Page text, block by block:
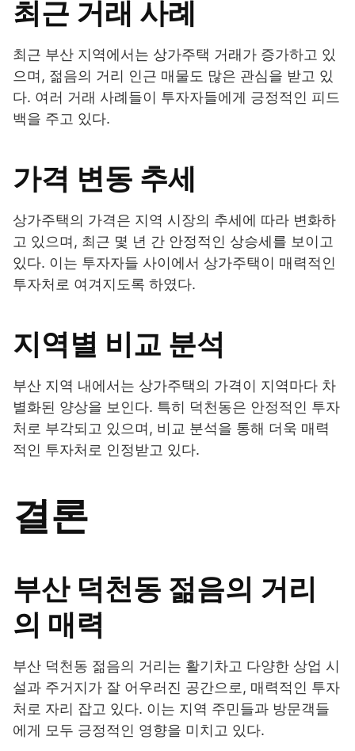
최근 거래 사례
최근 부산 지역에서는 상가주택 거래가 증가하고 있
으며, 젊음의 거리 인근 매물도 많은 관심을 받고 있
다. 여러 거래 사례들이 투자자들에게 긍정적인 피드
백을 주고 있다.
가격 변동 추세
상가주택의 가격은 지역 시장의 추세에 따라 변화하
고 있으며, 최근 몇 년 간 안정적인 상승세를 보이고
있다. 이는 투자자들 사이에서 상가주택이 매력적인
투자처로 여겨지도록 하였다.
지역별 비교 분석
부산 지역 내에서는 상가주택의 가격이 지역마다 차
별화된 양상을 보인다. 특히 덕천동은 안정적인 투자
처로 부각되고 있으며, 비교 분석을 통해 더욱 매력
적인 투자처로 인정받고 있다.
결론
부산 덕천동 젊음의 거리
의 매력
부산 덕천동 젊음의 거리는 활기차고 다양한 상업 시
설과 주거지가 잘 어우러진 공간으로, 매력적인 투자
처로 자리 잡고 있다. 이는 지역 주민들과 방문객들
에게 모두 긍정적인 영향을 미치고 있다.